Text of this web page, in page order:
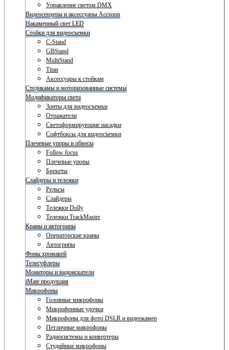
Управление светом DMX
Видеосендеры и аксессуары Accsoon
Накамерный свет LED
Стойки для видеосъемки
C-Stand
GBStand
MultiStand
Titan
Аксессуары к стойкам
Стедикамы и моторизованные системы
Модификаторы света
Зонты для видеосъемки
Отражатели
Светоформирующие насадки
Софтбоксы для видеосъемки
Плечевые упоры и обвесы
Follow focus
Плечевые упоры
Брекеты
Слайдеры и тележки
Рельсы
Слайдеры
Тележки Dolly
Тележки TrackMaster
Краны и автогрипы
Операторские краны
Автогрипы
Фоны хромакей
Телесуфлеры
Мониторы и видоискатели
iMate продукция
Микрофоны
Головные микрофоны
Микрофонные удочки
Микрофоны для фото DSLR и видеокамер
Петличные микрофоны
Радиосистемы и конвертеры
Студийные микрофоны